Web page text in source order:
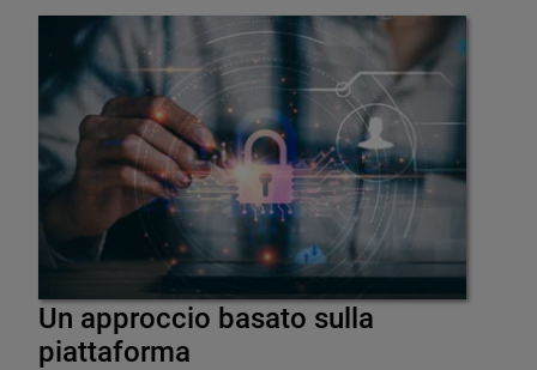
Un approccio basato sulla
piattaforma